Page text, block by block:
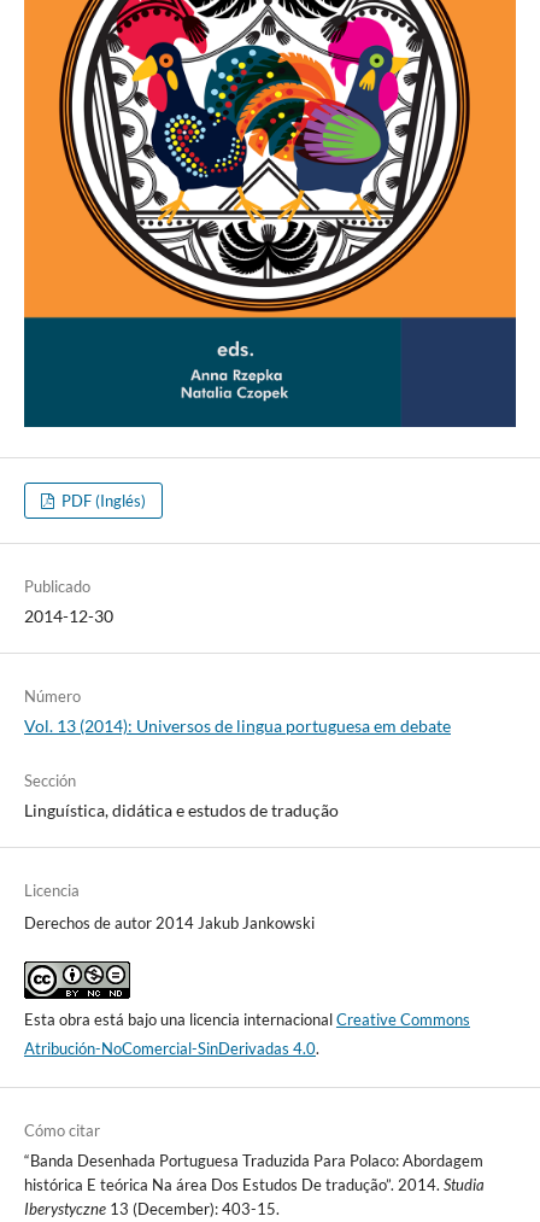
PDF (Inglés)
Publicado
2014-12-30
Número
Vol. 13 (2014): Universos de lingua portuguesa em debate
Sección
Linguística, didática e estudos de tradução
Licencia
Derechos de autor 2014 Jakub Jankowski
Esta obra está bajo una licencia internacionalCreative Commons
Atribución-NoComercial-SinDerivadas 4.0.
Cómo citar
“Banda Desenhada Portuguesa Traduzida Para Polaco: Abordagem
histórica E teórica Na área Dos Estudos De tradução”. 2014. Studia
Iberystyczne13 (December): 403-15.